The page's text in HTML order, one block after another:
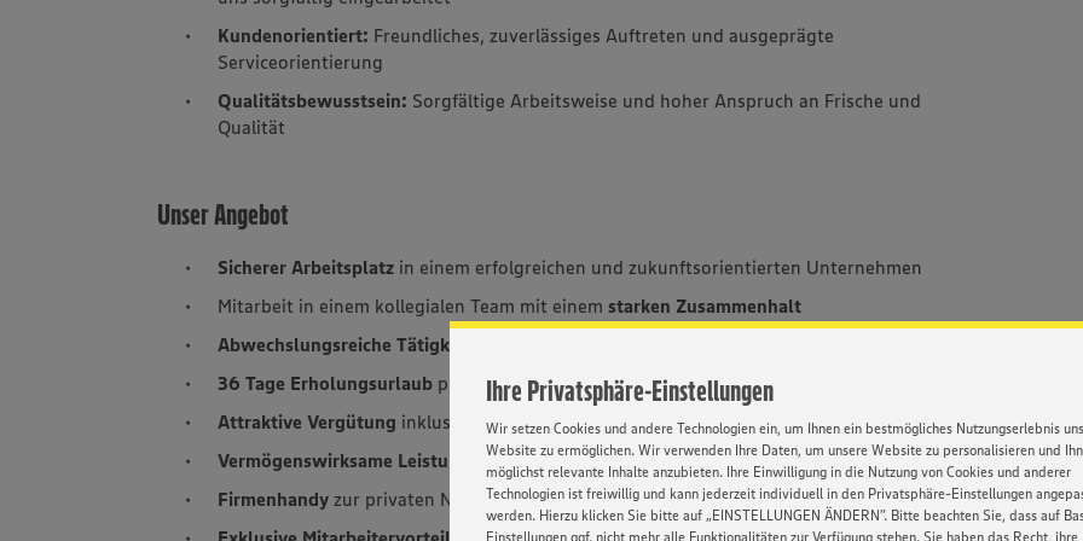
Ihre Privatsphäre-Einstellungen
Wir setzen Cookies und andere Technologien ein, um Ihnen ein bestmögliches Nutzungserlebnis
Website zu ermöglichen. Wir verwenden Ihre Daten, um unsere Website zu personalisieren und
möglichst relevante Inhalte anzubieten. Ihre Einwilligung in die Nutzung von Cookies und anderer
Technologien ist freiwillig und kann jederzeit individuell in den Privatsphäre-Einstellungen
werden. Hierzu klicken Sie bitte auf „EINSTELLUNGEN ÄNDERN”. Bitte beachten Sie, dass auf
Einstellungen ggf. nicht mehr alle Funktionalitäten zur Verfügung stehen. Sie haben das Recht, ihre
Kundenorientiert: Freundliches, zuverlässiges Auftreten und ausgeprägte
Serviceorientierung
Qualitätsbewusstsein: Sorgfältige Arbeitsweise und hoher Anspruch an Frische und
Qualität
Unser Angebot
Sicherer Arbeitsplatz in einem erfolgreichen und zukunftsorientierten Unternehmen
Mitarbeit in einem kollegialen Team mit einemstarken Zusammenhalt
Abwechslungsreiche Tätigkeit
36 Tage Erholungsurlaub pro Jahr
Attraktive Vergütung inklusive Urlaubsgeld und Bonuszahlungen
Vermögenswirksame Leistungen
Firmenhandy zur privaten Nutzung sowie ein Tablet